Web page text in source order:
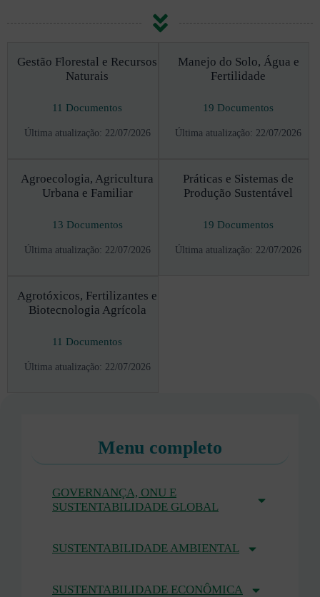
Gestão Florestal e Recursos
Naturais
11 Documentos
Última atualização: 22/07/2026
Manejo do Solo, Água e
Fertilidade
19 Documentos
Última atualização: 22/07/2026
Agroecologia, Agricultura
Urbana e Familiar
13 Documentos
Última atualização: 22/07/2026
Práticas e Sistemas de
Produção Sustentável
19 Documentos
Última atualização: 22/07/2026
Agrotóxicos, Fertilizantes e
Biotecnologia Agrícola
11 Documentos
Última atualização: 22/07/2026
Menu completo
GOVERNANÇA, ONU E
SUSTENTABILIDADE GLOBAL
SUSTENTABILIDADE AMBIENTAL
SUSTENTABILIDADE ECONÔMICA